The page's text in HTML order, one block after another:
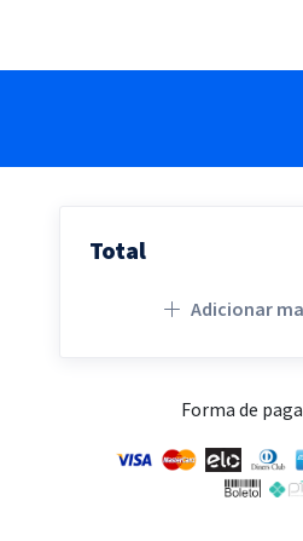
Total
Adicionar
Forma de